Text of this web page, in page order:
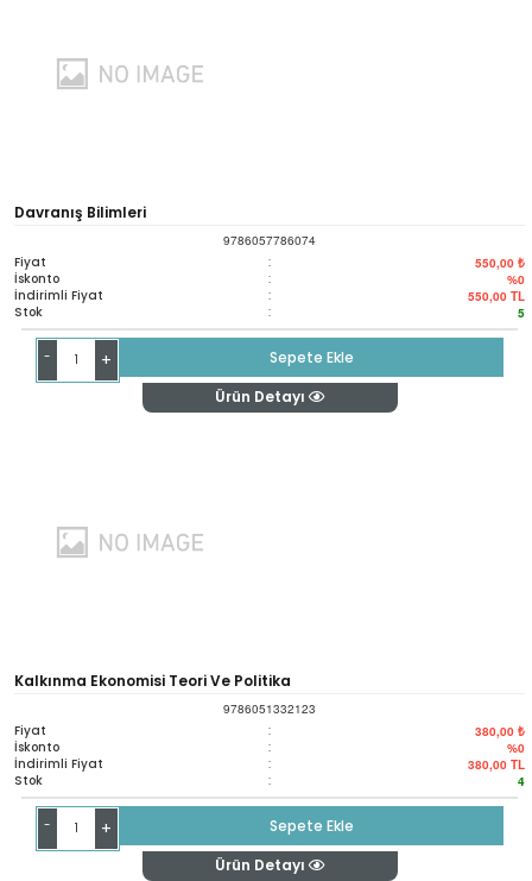
Davranış Bilimleri
9786057786074
Fiyat : 550,00 ₺
İskonto : %0
İndirimli Fiyat : 550,00 TL
Stok : 5
- +
Sepete Ekle
Ürün Detayı
Kalkınma Ekonomisi Teori Ve Politika
9786051332123
Fiyat : 380,00 ₺
İskonto : %0
İndirimli Fiyat : 380,00 TL
Stok : 4
- +
Sepete Ekle
Ürün Detayı